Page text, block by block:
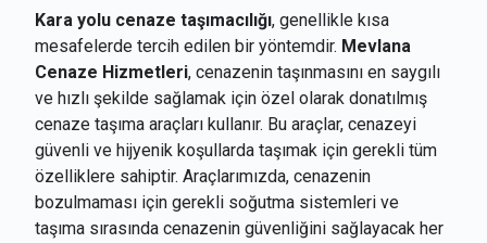
Kara yolu cenaze taşımacılığı, genellikle kısa
mesafelerde tercih edilen bir yöntemdir. Mevlana
Cenaze Hizmetleri, cenazenin taşınmasını en saygılı
ve hızlı şekilde sağlamak için özel olarak donatılmış
cenaze taşıma araçları kullanır. Bu araçlar, cenazeyi
güvenli ve hijyenik koşullarda taşımak için gerekli tüm
özelliklere sahiptir. Araçlarımızda, cenazenin
bozulmaması için gerekli soğutma sistemleri ve
taşıma sırasında cenazenin güvenliğini sağlayacak her